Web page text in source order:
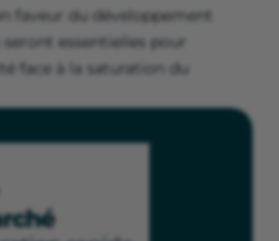
faveur du développement
essentielles pour
face à la saturation du